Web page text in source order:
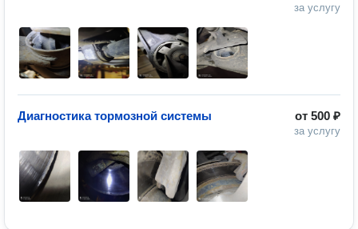
за услугу
от 500 ₽
за услугу
Диагностика тормозной системы